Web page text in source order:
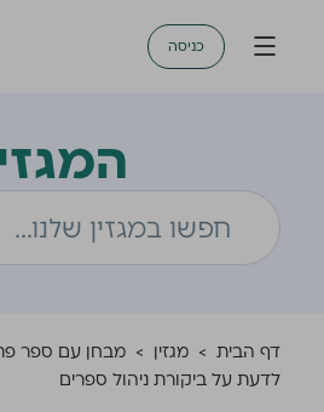
כניסה
דף הבית > מגזין > מבחן עם ספר
לדעת על ביקורת ניהול ספרים